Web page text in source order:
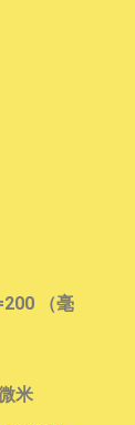
（毫
米